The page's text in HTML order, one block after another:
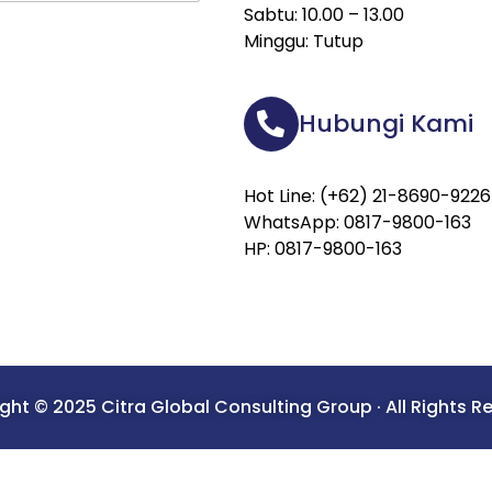
Sabtu: 10.00 – 13.00
Minggu: Tutup
Hubungi Kami
Hot Line: (+62) 21-8690-9226
WhatsApp: 0817-9800-163
HP: 0817-9800-163
© 2025 Citra Global Consulting Group · All Rights